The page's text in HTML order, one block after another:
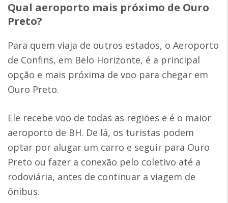
Qual aeroporto mais próximo de Ouro
Preto?
Para quem viaja de outros estados, o Aeroporto
de Confins, em Belo Horizonte, é a principal
opção e mais próxima de voo para chegar em
Ouro Preto.
Ele recebe voo de todas as regiões e é o maior
aeroporto de BH. De lá, os turistas podem
optar por alugar um carro e seguir para Ouro
Preto ou fazer a conexão pelo coletivo até a
rodoviária, antes de continuar a viagem de
ônibus.